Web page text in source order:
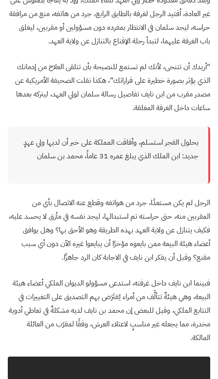
غير العادة، اُقتيد الرجل لغرفة بالطابق الرابع، جرد من هاتفه، منع من مرافقة
حراسه، ليجد سلمان في الانتظار بمفرده دون مسؤولين أو مقربين، ليغلق
باب الغرفة عليهما، لتبدأ رحلة الإقناع بالتنازل عن ولاية العهد.
“أريدك أن تتنحى، لأنك لم تستمع للنصيحة بأن تتلقى العلاج من إدمانك
الذي يؤثر بصورة خطيرة على قراراتك”، هكذا نقلت الصحيفة الأمريكية عن
مصدر مقرب من ابن نايف تفاصيل رسالة سلمان لولي العهد، ليتركه بعدها
ساعات داخل الغرفة المغلقة.
بحلول الفجر استسلم، وأفاقت المملكة على خبر أن لديها ولي عهدٍ
جديد: ابن الملك الذي يبلغ عمره 31 عاماً، محمد بن سلمان
الرجل لم يكن مستعدًا، جرد من هواتفه وقطع عنه الاتصال بأي من
المقربين منه، حتى حراسته تم استبدالها، ليجد نفسه في مأزق لا يحسد عليه،
فكيف يتنازل عن ولاية العهد بهذه الطريقة وهو الأحق بها؟ وهل يوافق
أعضاء هيئة البيعة ممن بايعوه مؤخرًا أن يبايعوا غيره الآن دون أي سبب
مقنع؟ وقبل أن يفكر ابن نايف في الاجابة كان الرد جاهزًا.
فبينما ابن نايف داخل غرفته، استدعى مسؤولو الديوان الملكي أعضاء هيئة
البيعة، وهي هيئةٌ تتألَّف من أمراء يُفتَرَض بهم التصديق على التغييرات في
التتابع الملكي، وقيل للبعض إن محمد بن نايف لديه مشكلةٌ في تعاطي أدوية
مخدرة، مما يجعله غير مناسبٍ لاعتلاء العرش، وفقًا لمقرّب من العائلة
المالكة.